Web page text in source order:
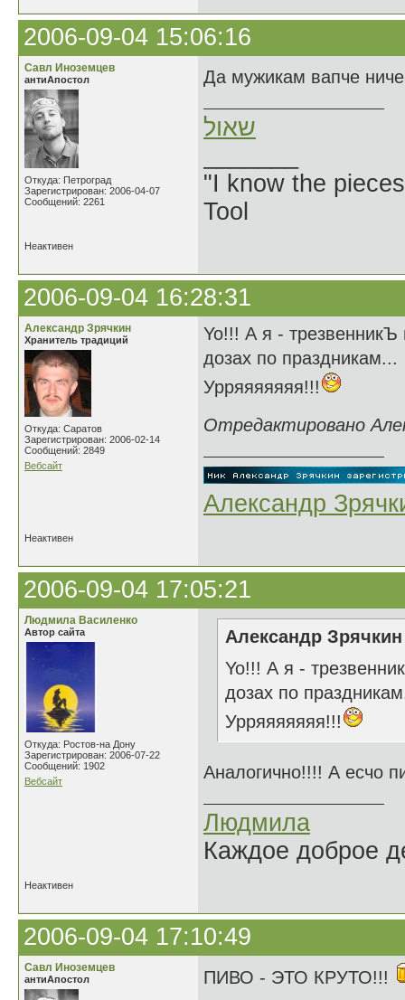
2006-09-04 15:06:16
Савл Иноземцев
антиАпостол
Откуда: Петроград
Зарегистрирован: 2006-04-07
Сообщений: 2261
Да мужикам вапче
שאול
"I know the
Tool
Неактивен
2006-09-04 16:28:31
Александр Зрячкин
Хранитель традиций
Откуда: Саратов
Зарегистрирован: 2006-02-14
Сообщений: 2849
Вебсайт
Yo!!! А я -
дозах по праздникам...
Урряяяяяяя!!!
Отредактировано
Александр
Неактивен
2006-09-04 17:05:21
Людмила Василенко
Автор сайта
Откуда: Ростов-на Дону
Зарегистрирован: 2006-07-22
Сообщений: 1902
Вебсайт
Александр
Yo!!! А я -
дозах по
Урряяяяяяя!!!
Аналогично!!!! А есчо
Людмила
Каждое доброе
Неактивен
2006-09-04 17:10:49
Савл Иноземцев
антиАпостол ПИВО - ЭТО КРУТО!!!